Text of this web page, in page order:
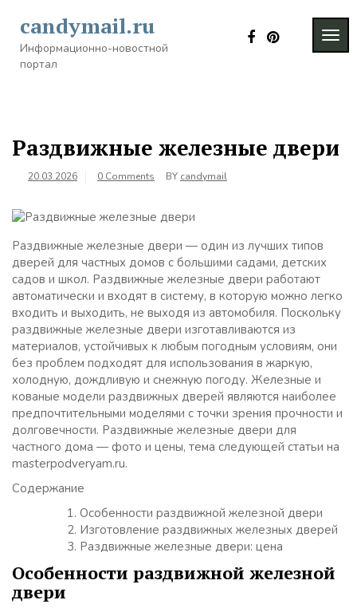
content
candymail.ru
Информационно-новостной
портал
Раздвижные железные двери
20.03.2026 0 Comments BY candymail
Раздвижные железные двери — один из лучших типов
дверей для частных домов с большими садами, детских
садов и школ. Раздвижные железные двери работают
автоматически и входят в систему, в которую можно легко
входить и выходить, не выходя из автомобиля. Поскольку
раздвижные железные двери изготавливаются из
материалов, устойчивых к любым погодным условиям, они
без проблем подходят для использования в жаркую,
холодную, дождливую и снежную погоду. Железные и
кованые модели раздвижных дверей являются наиболее
предпочтительными моделями с точки зрения прочности и
долговечности. Раздвижные железные двери для
частного дома — фото и цены, тема следующей статьи на
masterpodveryam.ru.
Содержание
Особенности раздвижной железной двери
Изготовление раздвижных железных дверей
Раздвижные железные двери: цена
Особенности раздвижной железной
двери